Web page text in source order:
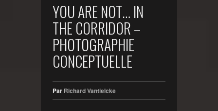
YOU ARE NOT… IN
THE CORRIDOR –
PHOTOGRAPHIE
CONCEPTUELLE
Par Richard Vantielcke